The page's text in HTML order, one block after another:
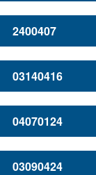
2400407
03140416
04070124
03090424